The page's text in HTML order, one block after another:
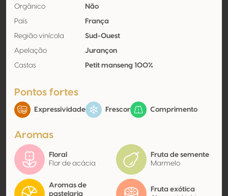
Orgânico Não
País França
Região vinícola Sud-Ouest
Apelação Jurançon
Castas Petit manseng 100%
Pontos fortes
Expressividade Frescor Comprimento
Aromas
Floral
Flor de acácia
Fruta de semente
Marmelo
Aromas de
pastelaria
Fruta exótica